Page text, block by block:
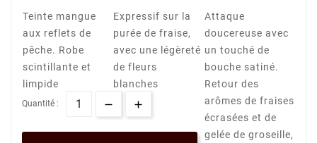
Teinte mangue
aux reflets de
pêche. Robe
scintillante et
limpide
Expressif sur la
purée de fraise,
avec une légèreté
de fleurs
blanches
Attaque
doucereuse avec
un touché de
bouche satiné.
Retour des
arômes de fraises
écrasées et de
gelée de groseille,
Quantité :